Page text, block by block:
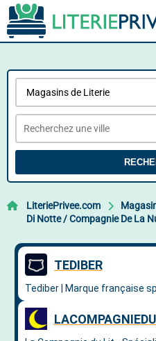
LiteriePrivee.com
Di Notte / Compagnie De La